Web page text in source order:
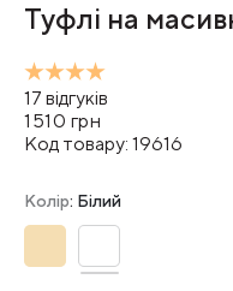
Туфлі на
17 відгуків
1510 грн
Код товару: 19616
Колір: Білий